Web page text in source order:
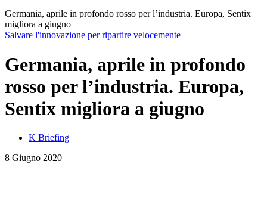
Germania, aprile in profondo rosso per l’industria. Europa, Sentix
migliora a giugno
Salvare l'innovazione per ripartire velocemente
Germania, aprile in profondo
rosso per l’industria. Europa,
Sentix migliora a giugno
K Briefing
8 Giugno 2020